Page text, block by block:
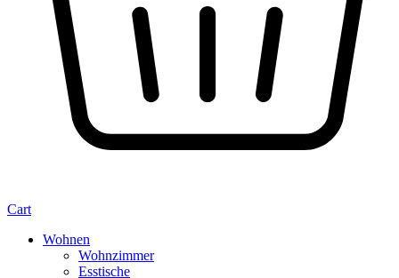
Cart
Wohnen
Wohnzimmer
Esstische